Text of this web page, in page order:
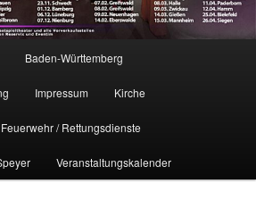
Baden-Württemberg
Impressum Kirche
/ Rettungsdienste
Veranstaltungskalender